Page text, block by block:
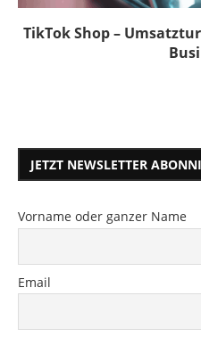
TikTok Shop –
JETZT NEWSLETTER
Vorname oder ganzer Name
Email